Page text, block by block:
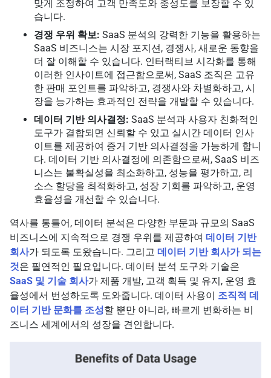
맞게 조정하여 고객 만족도와 충성도를 보장할 수 있
습니다.
경쟁 우위 확보: SaaS 분석의 강력한 기능을 활용하는
SaaS 비즈니스는 시장 포지션, 경쟁사, 새로운 동향을
더 잘 이해할 수 있습니다. 인터랙티브 시각화를 통해
이러한 인사이트에 접근함으로써, SaaS 조직은 고유
한 판매 포인트를 파악하고, 경쟁사와 차별화하고, 시
장을 능가하는 효과적인 전략을 개발할 수 있습니다.
데이터 기반 의사결정: SaaS 분석과 사용자 친화적인
도구가 결합되면 신뢰할 수 있고 실시간 데이터 인사
이트를 제공하여 증거 기반 의사결정을 가능하게 합니
다. 데이터 기반 의사결정에 의존함으로써, SaaS 비즈
니스는 불확실성을 최소화하고, 성능을 평가하고, 리
소스 할당을 최적화하고, 성장 기회를 파악하고, 운영
효율성을 개선할 수 있습니다.
역사를 통틀어, 데이터 분석은 다양한 부문과 규모의 SaaS
비즈니스에 지속적으로 경쟁 우위를 제공하여 데이터 기반
회사가 되도록 도왔습니다. 그리고 데이터 기반 회사가 되는
것은 필연적인 필요입니다. 데이터 분석 도구와 기술은
SaaS 및 기술 회사가 제품 개발, 고객 획득 및 유지, 운영 효
율성에서 번성하도록 도와줍니다. 데이터 사용이 조직적 데
이터 기반 문화를 조성할 뿐만 아니라, 빠르게 변화하는 비
즈니스 세계에서의 성장을 견인합니다.